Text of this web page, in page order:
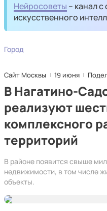
Нейросоветы – канал
искусственного
Город
Сайт Москвы 19 июня
В Нагатино-
реализуют
комплексного
территорий
В районе появится свыше
недвижимости, в том числе
объекты.